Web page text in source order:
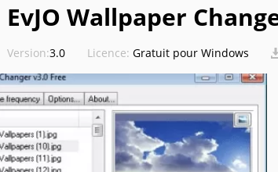
EvJO Wallpaper
Version:3.0 Licence: Gratuit pour Windows